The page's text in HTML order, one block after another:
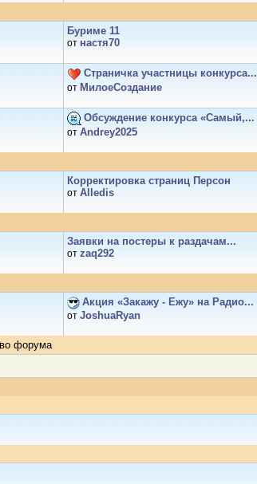
Буриме 11
от настя70
Страничка участницы конкурса...
от МилоеСоздание
Обсуждение конкурса «Самый,...
от Andrey2025
Корректировка страниц Персон
от Alledis
Заявки на постеры к раздачам...
от zaq292
Акция «Закажу - Ежу» на Радио...
от JoshuaRyan
форума